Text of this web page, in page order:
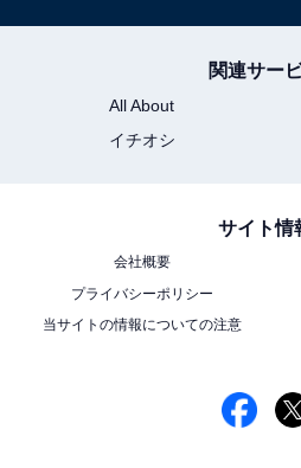
関連サー
All About
イチオシ
サイト情
会社概要
プライバシーポリシー
当サイトの情報についての注意